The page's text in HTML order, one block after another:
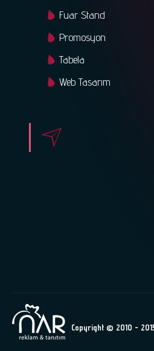
Fuar Stand
Promosyon
Tabela
Web Tasarım
Copyright © 2010 -